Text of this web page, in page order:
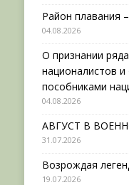
Район плавания
04.08.2026
О признании
националистов и
пособниками
04.08.2026
АВГУСТ В
31.07.2026
Возрождая
19.07.2026